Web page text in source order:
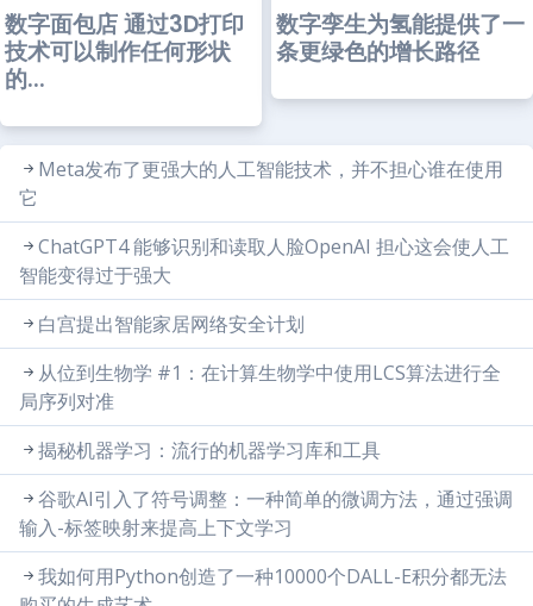
数字面包店 通过3D打印
技术可以制作任何形状
的...
数字孪生为氢能提供了一
条更绿色的增长路径
Meta发布了更强大的人工智能技术，并不担心谁在使用
它
ChatGPT4 能够识别和读取人脸OpenAI 担心这会使人工
智能变得过于强大
白宫提出智能家居网络安全计划
从位到生物学 #1：在计算生物学中使用LCS算法进行全
局序列对准
揭秘机器学习：流行的机器学习库和工具
谷歌AI引入了符号调整：一种简单的微调方法，通过强调
输入-标签映射来提高上下文学习
我如何用Python创造了一种10000个DALL-E积分都无法